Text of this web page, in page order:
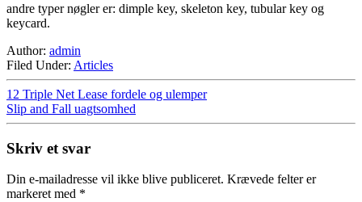
andre typer nøgler er: dimple key, skeleton key, tubular key og
keycard.
Author: admin
Filed Under: Articles
12 Triple Net Lease fordele og ulemper
Slip and Fall uagtsomhed
Skriv et svar
Din e-mailadresse vil ikke blive publiceret. Krævede felter er
markeret med *